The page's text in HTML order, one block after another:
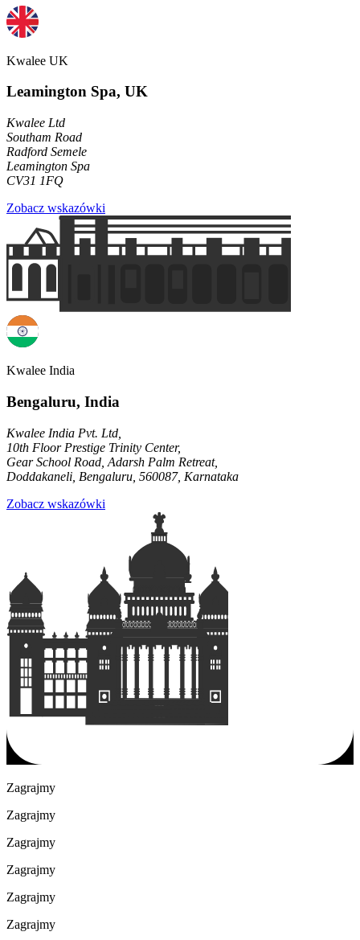
Kwalee UK
Leamington Spa, UK
Kwalee Ltd
Southam Road
Radford Semele
Leamington Spa
CV31 1FQ
Zobacz wskazówki
Kwalee India
Bengaluru, India
Kwalee India Pvt. Ltd,
10th Floor Prestige Trinity Center,
Gear School Road, Adarsh Palm Retreat,
Doddakaneli, Bengaluru, 560087, Karnataka
Zobacz wskazówki
Zagrajmy
Zagrajmy
Zagrajmy
Zagrajmy
Zagrajmy
Zagrajmy